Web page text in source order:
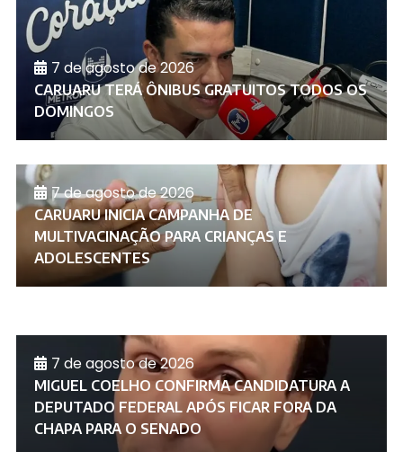
7 de agosto de 2026
CARUARU TERÁ ÔNIBUS GRATUITOS TODOS OS
DOMINGOS
7 de agosto de 2026
CARUARU INICIA CAMPANHA DE
MULTIVACINAÇÃO PARA CRIANÇAS E
ADOLESCENTES
7 de agosto de 2026
MIGUEL COELHO CONFIRMA CANDIDATURA A
DEPUTADO FEDERAL APÓS FICAR FORA DA
CHAPA PARA O SENADO